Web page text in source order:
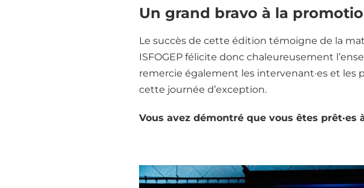
Un grand bravo à la
Le succès de cette édition témoigne de la
ISFOGEP félicite donc chaleureusement
remercie également les intervenant·es et les
cette journée d’exception.
Vous avez démontré que vous êtes